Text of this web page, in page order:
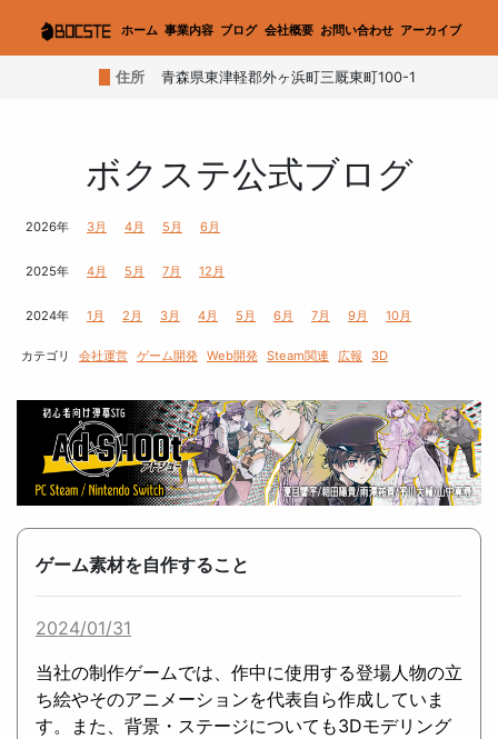
ホーム 事業内容 ブログ 会社概要 お問い合わせ アーカイブ
住所 青森県東津軽郡外ヶ浜町三厩東町100-1
ボクステ公式ブログ
2026年 3月 4月 5月 6月
2025年 4月 5月 7月 12月
2024年 1月 2月 3月 4月 5月 6月 7月 9月 10月
カテゴリ 会社運営 ゲーム開発 Web開発 Steam関連 広報 3D
ゲーム素材を自作すること
2024/01/31
当社の制作ゲームでは、作中に使用する登場人物の立
ち絵やそのアニメーションを代表自ら作成していま
す。また、背景・ステージについても3Dモデリング